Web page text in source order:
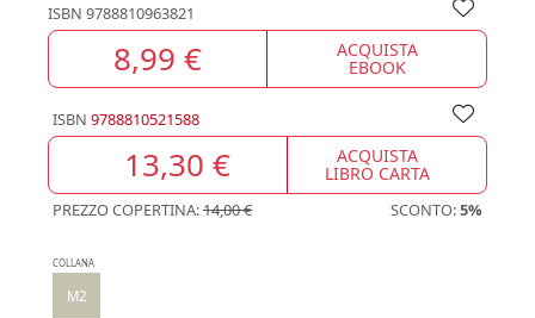
ISBN 9788810963821
8,99 € ACQUISTA
EBOOK
ISBN 9788810521588
13,30 € ACQUISTA
LIBRO CARTA
PREZZO COPERTINA:14,00 € SCONTO:5%
COLLANA
M2